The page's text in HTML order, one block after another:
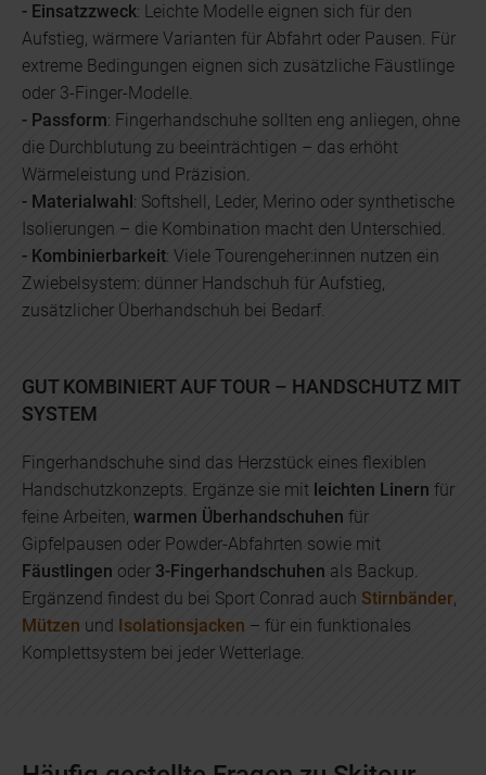
- Einsatzzweck: Leichte Modelle eignen sich für den
Aufstieg, wärmere Varianten für Abfahrt oder Pausen. Für
extreme Bedingungen eignen sich zusätzliche Fäustlinge
oder 3-Finger-Modelle.
- Passform: Fingerhandschuhe sollten eng anliegen, ohne
die Durchblutung zu beeinträchtigen – das erhöht
Wärmeleistung und Präzision.
- Materialwahl: Softshell, Leder, Merino oder synthetische
Isolierungen – die Kombination macht den Unterschied.
- Kombinierbarkeit: Viele Tourengeher:innen nutzen ein
Zwiebelsystem: dünner Handschuh für Aufstieg,
zusätzlicher Überhandschuh bei Bedarf.
GUT KOMBINIERT AUF TOUR – HANDSCHUTZ MIT
SYSTEM
Fingerhandschuhe sind das Herzstück eines flexiblen
Handschutzkonzepts. Ergänze sie mit leichten Linern für
feine Arbeiten, warmen Überhandschuhen für
Gipfelpausen oder Powder-Abfahrten sowie mit
Fäustlingen oder 3-Fingerhandschuhen als Backup.
Ergänzend findest du bei Sport Conrad auch Stirnbänder,
Mützen und Isolationsjacken – für ein funktionales
Komplettsystem bei jeder Wetterlage.